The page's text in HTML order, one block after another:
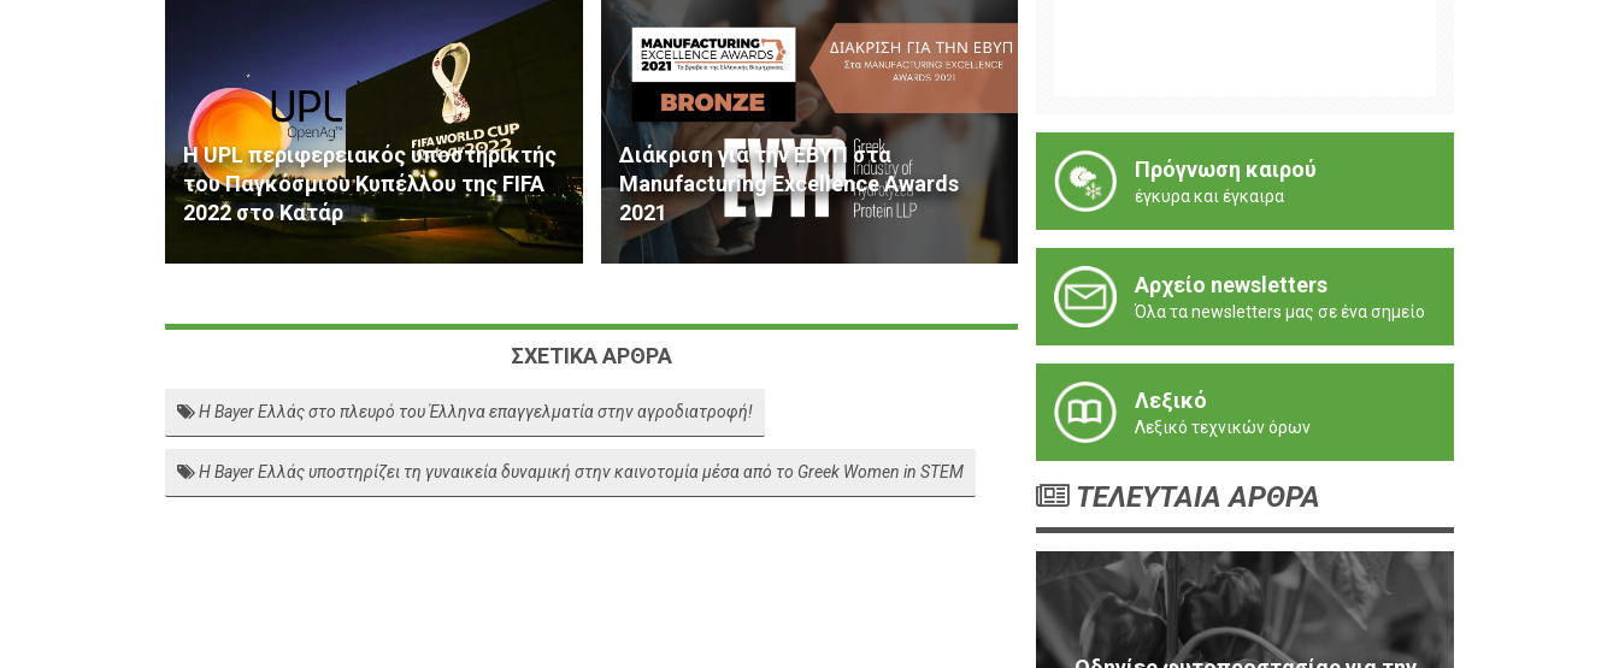
Η UPL περιφερειακός υποστηρικτής
του Παγκόσμιου Κυπέλλου της FIFA
2022 στο Κατάρ
Διάκριση για την ΕΒΥΠ στα
Manufacturing Excellence Awards
2021
ΣΧΕΤΙΚΑ ΑΡΘΡΑ
H Bayer Ελλάς στο πλευρό του Έλληνα επαγγελματία στην αγροδιατροφή!
Η Bayer Ελλάς υποστηρίζει τη γυναικεία δυναμική στην καινοτομία μέσα από το Greek Women in STEM
Πρόγνωση καιρού
έγκυρα και έγκαιρα
Αρχείο newsletters
Όλα τα newsletters μας σε ένα σημείο
Λεξικό
Λεξικό τεχνικών όρων
ΤΕΛΕΥΤΑΙΑ ΑΡΘΡΑ